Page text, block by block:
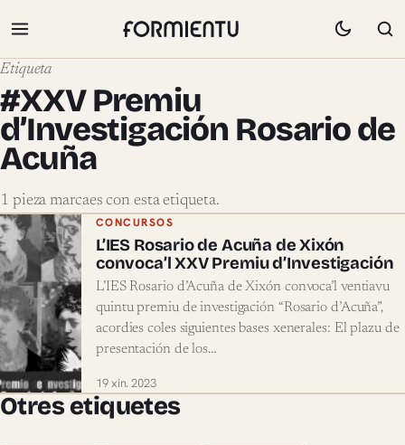
Etiqueta
#XXV Premiu
d’Investigación Rosario de
Acuña
1 pieza marcaes con esta etiqueta.
Pieces marcaes con #XXV Premiu
CONCURSOS
L’IES Rosario de Acuña de Xixón
convoca’l XXV Premiu d’Investigación
L’IES Rosario d’Acuña de Xixón convoca’l ventiavu
quintu premiu de investigación “Rosario d’Acuña”,
acordies coles siguientes bases xenerales: El plazu de
presentación de los…
19 xin. 2023
Otres etiquetes